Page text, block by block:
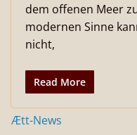
dem offenen Meer
modernen Sinne
nicht,
Read More
Ætt-News